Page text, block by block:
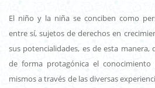
El niño y la niña se conciben como
entre sí, sujetos de derechos en
sus potencialidades, es de esta
de forma protagónica el
mismos a través de las diversas